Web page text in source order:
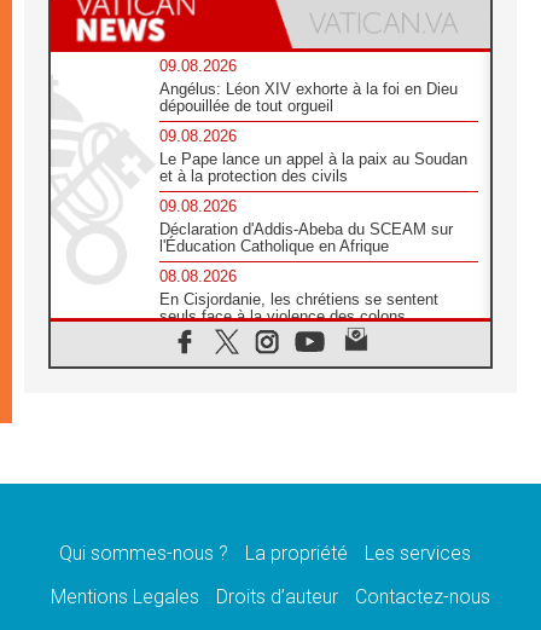
09.08.2026
Angélus: Léon XIV exhorte à la foi en Dieu
dépouillée de tout orgueil
09.08.2026
Le Pape lance un appel à la paix au Soudan
et à la protection des civils
09.08.2026
Déclaration d'Addis-Abeba du SCEAM sur
l'Éducation Catholique en Afrique
08.08.2026
En Cisjordanie, les chrétiens se sentent
seuls face à la violence des colons
08.08.2026
Léon XIV au sanctuaire de Notre Dame du
08.08.2026
08.08.2026
catholiques
Qui sommes-nous ? La propriété
Les services
Mentions Legales
Droits d’auteur Contactez-nous